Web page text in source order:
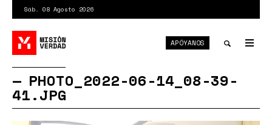
contenido
principal
Sáb. 08 Agosto 2026
APÓYANOS
PHOTO_2022-06-14_08-39-
41.JPG